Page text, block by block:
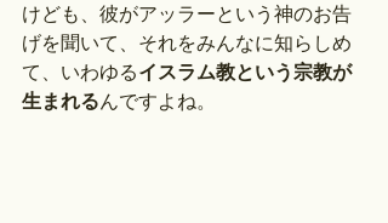
けども、彼がアッラーという神のお告
げを聞いて、それをみんなに知らしめ
て、いわゆるイスラム教という宗教が
生まれるんですよね。